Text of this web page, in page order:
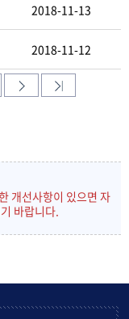
2018-11-13
2018-11-12
개선사항이 있으면 자
바랍니다.